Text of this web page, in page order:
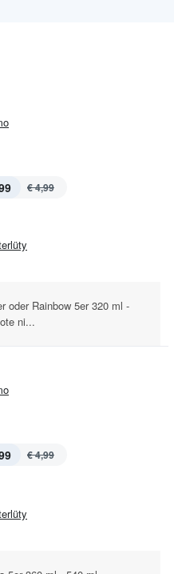
€ 4,99
oder Rainbow 5er 320 ml -
ni...
€ 4,99